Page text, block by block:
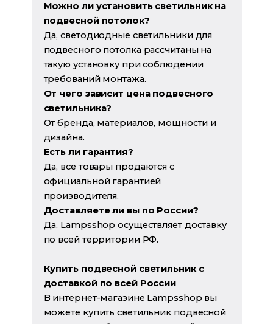
Можно ли установить светильник на
подвесной потолок?
Да, светодиодные светильники для
подвесного потолка рассчитаны на
такую установку при соблюдении
требований монтажа.
От чего зависит цена подвесного
светильника?
От бренда, материалов, мощности и
дизайна.
Есть ли гарантия?
Да, все товары продаются с
официальной гарантией
производителя.
Доставляете ли вы по России?
Да, Lampsshop осуществляет доставку
по всей территории РФ.
Купить подвесной светильник с
доставкой по всей России
В интернет-магазине Lampsshop вы
можете купить светильник подвесной